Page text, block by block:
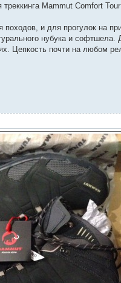
Mammut Comfort
походов, и для прогулок на
нубука и
Цепкость почти на любом